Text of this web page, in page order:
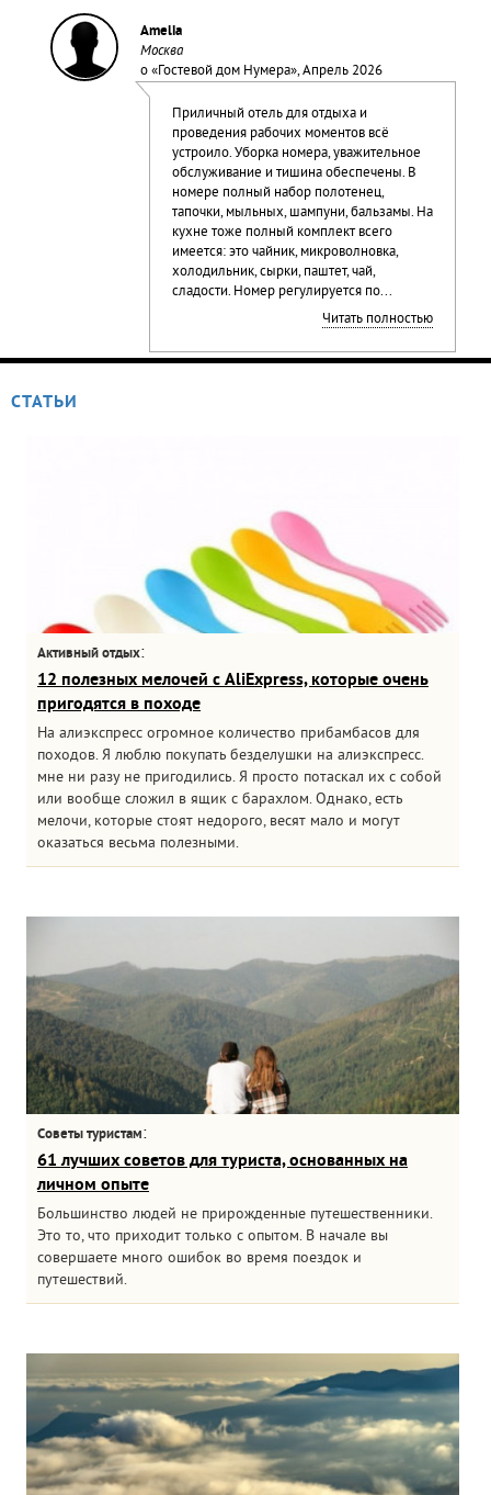
Amelia
Москва
о «Гостевой дом Нумера», Апрель 2026
Приличный отель для отдыха и
проведения рабочих моментов всё
устроило. Уборка номера, уважительное
обслуживание и тишина обеспечены. В
номере полный набор полотенец,
тапочки, мыльных, шампуни, бальзамы. На
кухне тоже полный комплект всего
имеется: это чайник, микроволновка,
холодильник, сырки, паштет, чай,
сладости. Номер регулируется по...
Читать полностью
СТАТЬИ
Активный отдых:
12 полезных мелочей с AliExpress, которые очень
пригодятся в походе
На алиэкспресс огромное количество прибамбасов для
походов. Я люблю покупать безделушки на алиэкспресс.
мне ни разу не пригодились. Я просто потаскал их с собой
или вообще сложил в ящик с барахлом. Однако, есть
мелочи, которые стоят недорого, весят мало и могут
оказаться весьма полезными.
Советы туристам:
61 лучших советов для туриста, основанных на
личном опыте
Большинство людей не прирожденные путешественники.
Это то, что приходит только с опытом. В начале вы
совершаете много ошибок во время поездок и
путешествий.